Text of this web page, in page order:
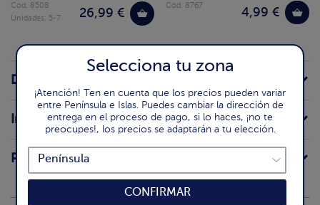
26,99 €
Cód. 8508
Unidades: 5-7
4,99 €
Cód. 8767
Descripción de la receta
Ingredientes
Preparación
Selecciona tu zona
¡Atención! Ten en cuenta que los precios pueden variar
entre Península e Islas. Puedes cambiar la dirección de
entrega en el proceso de pago, si lo haces, ¡no te
preocupes!, los precios se adaptarán a tu elección.
CONFIRMAR